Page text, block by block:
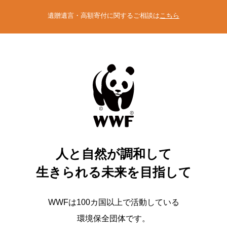
遺贈遺言・高額寄付に関するご相談は こちら
人と自然が調和して
生きられる未来を目指して
WWFは100カ国以上で活動している
環境保全団体です。